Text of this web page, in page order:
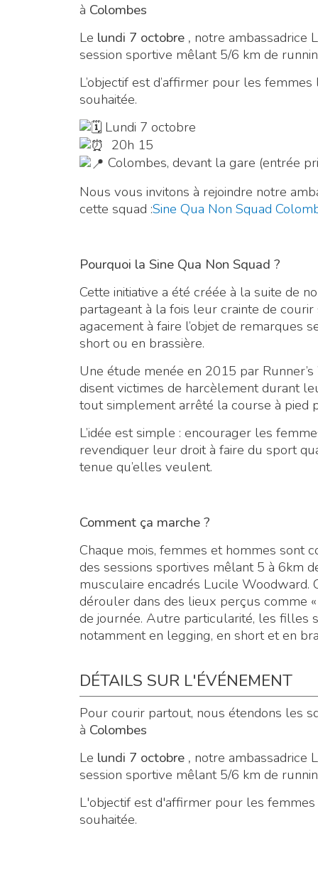
à Colombes
Le lundi 7 octobre , notre ambassadrice
session sportive mêlant 5/6 km de
L’objectif est d’affirmer pour les
souhaitée.
Lundi 7 octobre
20h 15
Colombes, devant la gare (entrée
Nous vous invitons à rejoindre notre
cette squad :Sine Qua Non Squad
Pourquoi la Sine Qua Non Squad ?
Cette initiative a été créée à la suite de
partageant à la fois leur crainte de
agacement à faire l’objet de remarques
short ou en brassière.
Une étude menée en 2015 par
disent victimes de harcèlement durant
tout simplement arrêté la course à pied
L’idée est simple : encourager les
revendiquer leur droit à faire du sport
tenue qu’elles veulent.
Comment ça marche ?
Chaque mois, femmes et hommes sont
des sessions sportives mêlant 5 à 6km
musculaire encadrés Lucile Woodward.
dérouler dans des lieux perçus comme
de journée. Autre particularité, les filles
notamment en legging, en short et en
DÉTAILS SUR L'ÉVÉNEMENT
Pour courir partout, nous étendons les
à Colombes
Le lundi 7 octobre , notre ambassadrice
session sportive mêlant 5/6 km de
L'objectif est d'affirmer pour les
souhaitée.